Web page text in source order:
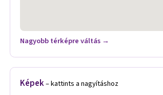
Nagyobb térképre váltás →
Képek– kattints a nagyításhoz